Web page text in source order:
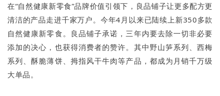
在“自然健康新零食”品牌价值引领下，良品铺子让更多配方更
清洁的产品走进千家万户。今年4月以来已陆续上新350多款
自然健康新零食。良品铺子承诺，三年内要去除一切非必要
添加的决心，也获得消费者的赞许。其中野山笋系列、西梅
系列、酥脆薄饼、拇指风干牛肉等产品，都成为月销千万级
大单品。